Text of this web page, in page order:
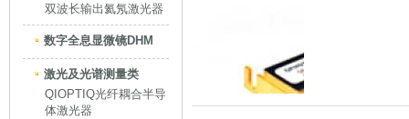
双波长输出氦氖激光器
数字全息显微镜DHM
激光及光谱测量类
QIOPTIQ光纤耦合半导
体激光器